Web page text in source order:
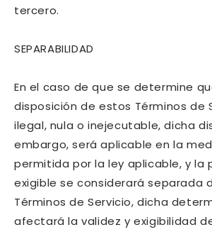
tercero.
SEPARABILIDAD
En el caso de que se determine
disposición de estos Términos de
ilegal, nula o inejecutable, dicha
embargo, será aplicable en la
permitida por la ley aplicable, y la
exigible se considerará separada
Términos de Servicio, dicha
afectará la validez y exigibilidad